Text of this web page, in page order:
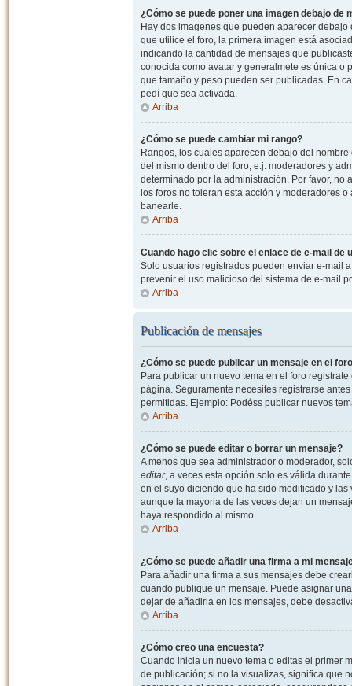
¿Cómo se puede poner una imagen debajo de
Hay dos imagenes que pueden aparecer
que utilice el foro, la primera imagen está
indicando la cantidad de mensajes que
conocida como avatar y generalmete es única o
que tamaño y peso pueden ser publicadas. En
pedí que sea activada.
Arriba
¿Cómo se puede cambiar mi rango?
Rangos, los cuales aparecen debajo del
del mismo dentro del foro, e.j. moderadores y
determinado por la administración. Por favor,
los foros no toleran esta acción y moderadores
banearle.
Arriba
Cuando hago clic sobre el enlace de e-mail de
Solo usuarios registrados pueden enviar e-mail
prevenir el uso malicioso del sistema de e-mail
Arriba
Publicación de mensajes
¿Cómo se puede publicar un mensaje en el
Para publicar un nuevo tema en el foro
página. Seguramente necesites registrarse
permitidas. Ejemplo: Podéss publicar nuevos
Arriba
¿Cómo se puede editar o borrar un mensaje?
A menos que sea administrador o moderador,
editar, a veces esta opción solo es válida
en el suyo diciendo que ha sido modificado y
aunque la mayoria de las veces dejan un
haya respondido al mismo.
Arriba
¿Cómo se puede añadir una firma a mi
Para añadir una firma a sus mensajes debe
cuando publique un mensaje. Puede asignar
dejar de añadirla en los mensajes, debe
Arriba
¿Cómo creo una encuesta?
Cuando inicia un nuevo tema o editas el primer
de publicación; si no la visualizas, significa que